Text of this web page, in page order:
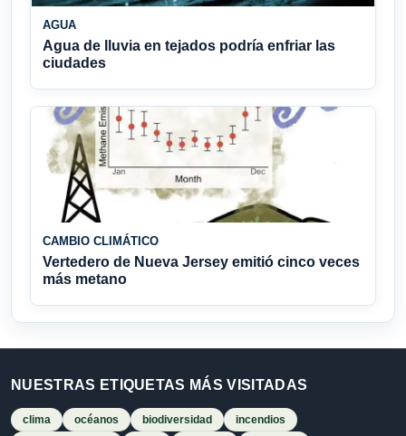
AGUA
Agua de lluvia en tejados podría enfriar las
ciudades
CAMBIO CLIMÁTICO
Vertedero de Nueva Jersey emitió cinco veces
más metano
NUESTRAS ETIQUETAS MÁS VISITADAS
clima océanos biodiversidad
incendios